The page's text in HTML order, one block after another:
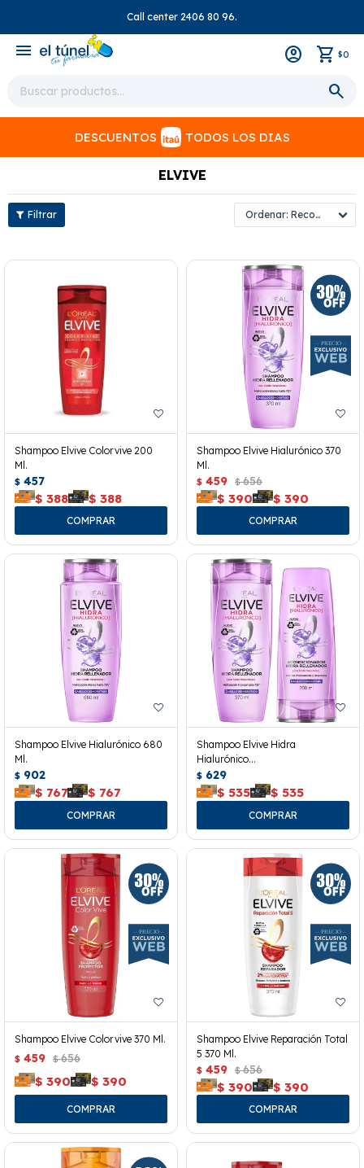
Call center 2406 80 96.
menu $0
DESCUENTOS TODOS LOS DIAS
ELVIVE
Recomendados
Shampoo Elvive Colorvive 200
Ml.
$ 457
$ 388 $ 388
Shampoo Elvive Hialurónico 370
Ml.
$ 459 $ 656
$ 390 $ 390
Shampoo Elvive Hialurónico 680
Ml.
$ 902
$ 767 $ 767
Shampoo Elvive Hidra
Hialurónico
370ml+acondicionador 200ml
$ 629
$ 535 $ 535
Shampoo Elvive Colorvive 370 Ml.
$ 459 $ 656
$ 390 $ 390
Shampoo Elvive Reparación Total
5 370 Ml.
$ 459 $ 656
$ 390 $ 390
close